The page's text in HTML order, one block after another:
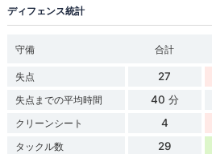
ディフェンス統計
守備 合計
失点
27
失点までの平均時間 40 分
クリーンシート 4
タックル数 29